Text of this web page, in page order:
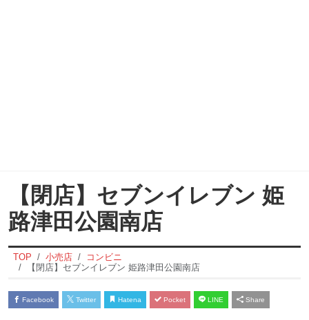
【閉店】セブンイレブン 姫
路津田公園南店
TOP 小売店
コンビニ
【閉店】セブンイレブン 姫路津田公園南店
Facebook Twitter Hatena Pocket LINE Share